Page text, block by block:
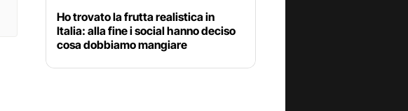
Ho trovato la frutta realistica in
Italia: alla fine i social hanno deciso
cosa dobbiamo mangiare